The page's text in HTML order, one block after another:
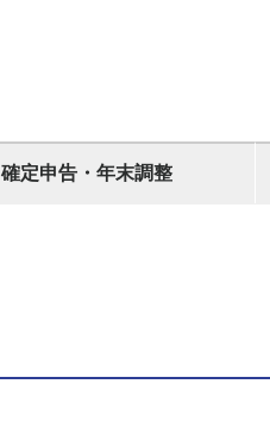
確定申告・年末調整